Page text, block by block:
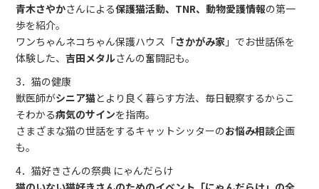
青木さやかさんによる保護猫活動、TNR、動物愛護情報の第一
歩を紹介。
ワンちゃんネコちゃん保護ハウス「さかがみ家 」でお世話係を
体験した、吉田メタルさんの奮闘記も。
3．猫の健康
獣医師がシニア猫とより良く暮らす方法、毎日観察するからこ
そわかる病気のサインを指南。
さまざまな猫の世話をするキャットシッターのお悩み相談企画
も。
4．猫好きさんの祭典 にゃんだらけ